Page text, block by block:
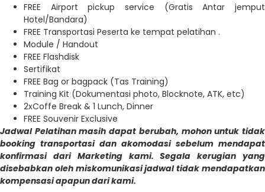
FREE Airport pickup service (Gratis Antar jemput
Hotel/Bandara)
FREE Transportasi Peserta ke tempat pelatihan .
Module / Handout
FREE Flashdisk
Sertifikat
FREE Bag or bagpack (Tas Training)
Training Kit (Dokumentasi photo, Blocknote, ATK, etc)
2xCoffe Break & 1 Lunch, Dinner
FREE Souvenir Exclusive
Jadwal Pelatihan masih dapat berubah, mohon untuk tidak
booking transportasi dan akomodasi sebelum mendapat
konfirmasi dari Marketing kami. Segala kerugian yang
disebabkan oleh miskomunikasi jadwal tidak mendapatkan
kompensasi apapun dari kami.